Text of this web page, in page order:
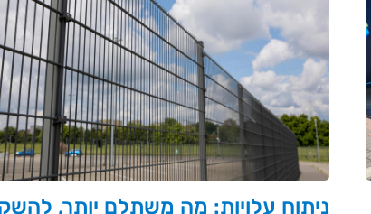
ניתוח עלויות: מה משתלם יותר,